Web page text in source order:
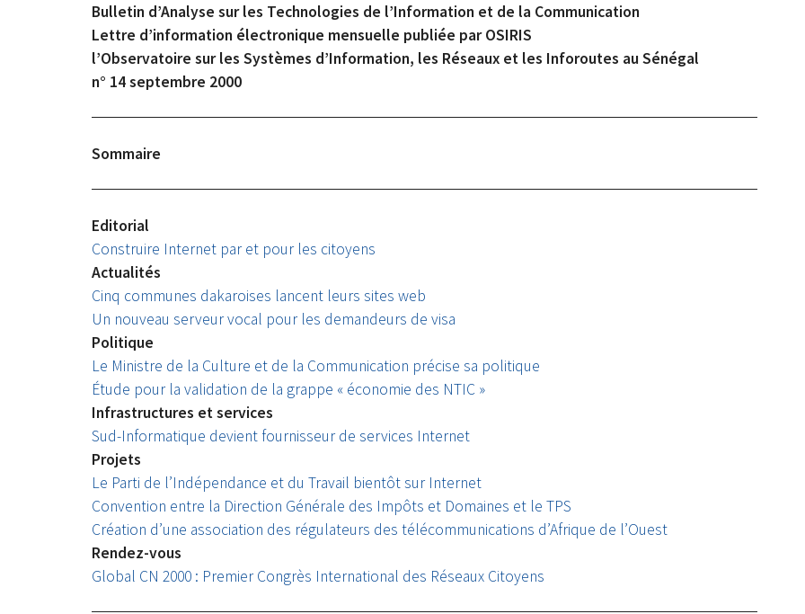
Bulletin d’Analyse sur les Technologies de l’Information et de la Communication
Lettre d’information électronique mensuelle publiée par OSIRIS
l’Observatoire sur les Systèmes d’Information, les Réseaux et les Inforoutes au Sénégal
n° 14 septembre 2000
Sommaire
Editorial
Construire Internet par et pour les citoyens
Actualités
Cinq communes dakaroises lancent leurs sites web
Un nouveau serveur vocal pour les demandeurs de visa
Politique
Le Ministre de la Culture et de la Communication précise sa politique
Étude pour la validation de la grappe « économie des NTIC »
Infrastructures et services
Sud-Informatique devient fournisseur de services Internet
Projets
Le Parti de l’Indépendance et du Travail bientôt sur Internet
Convention entre la Direction Générale des Impôts et Domaines et le TPS
Création d’une association des régulateurs des télécommunications d’Afrique de l’Ouest
Rendez-vous
Global CN 2000 : Premier Congrès International des Réseaux Citoyens